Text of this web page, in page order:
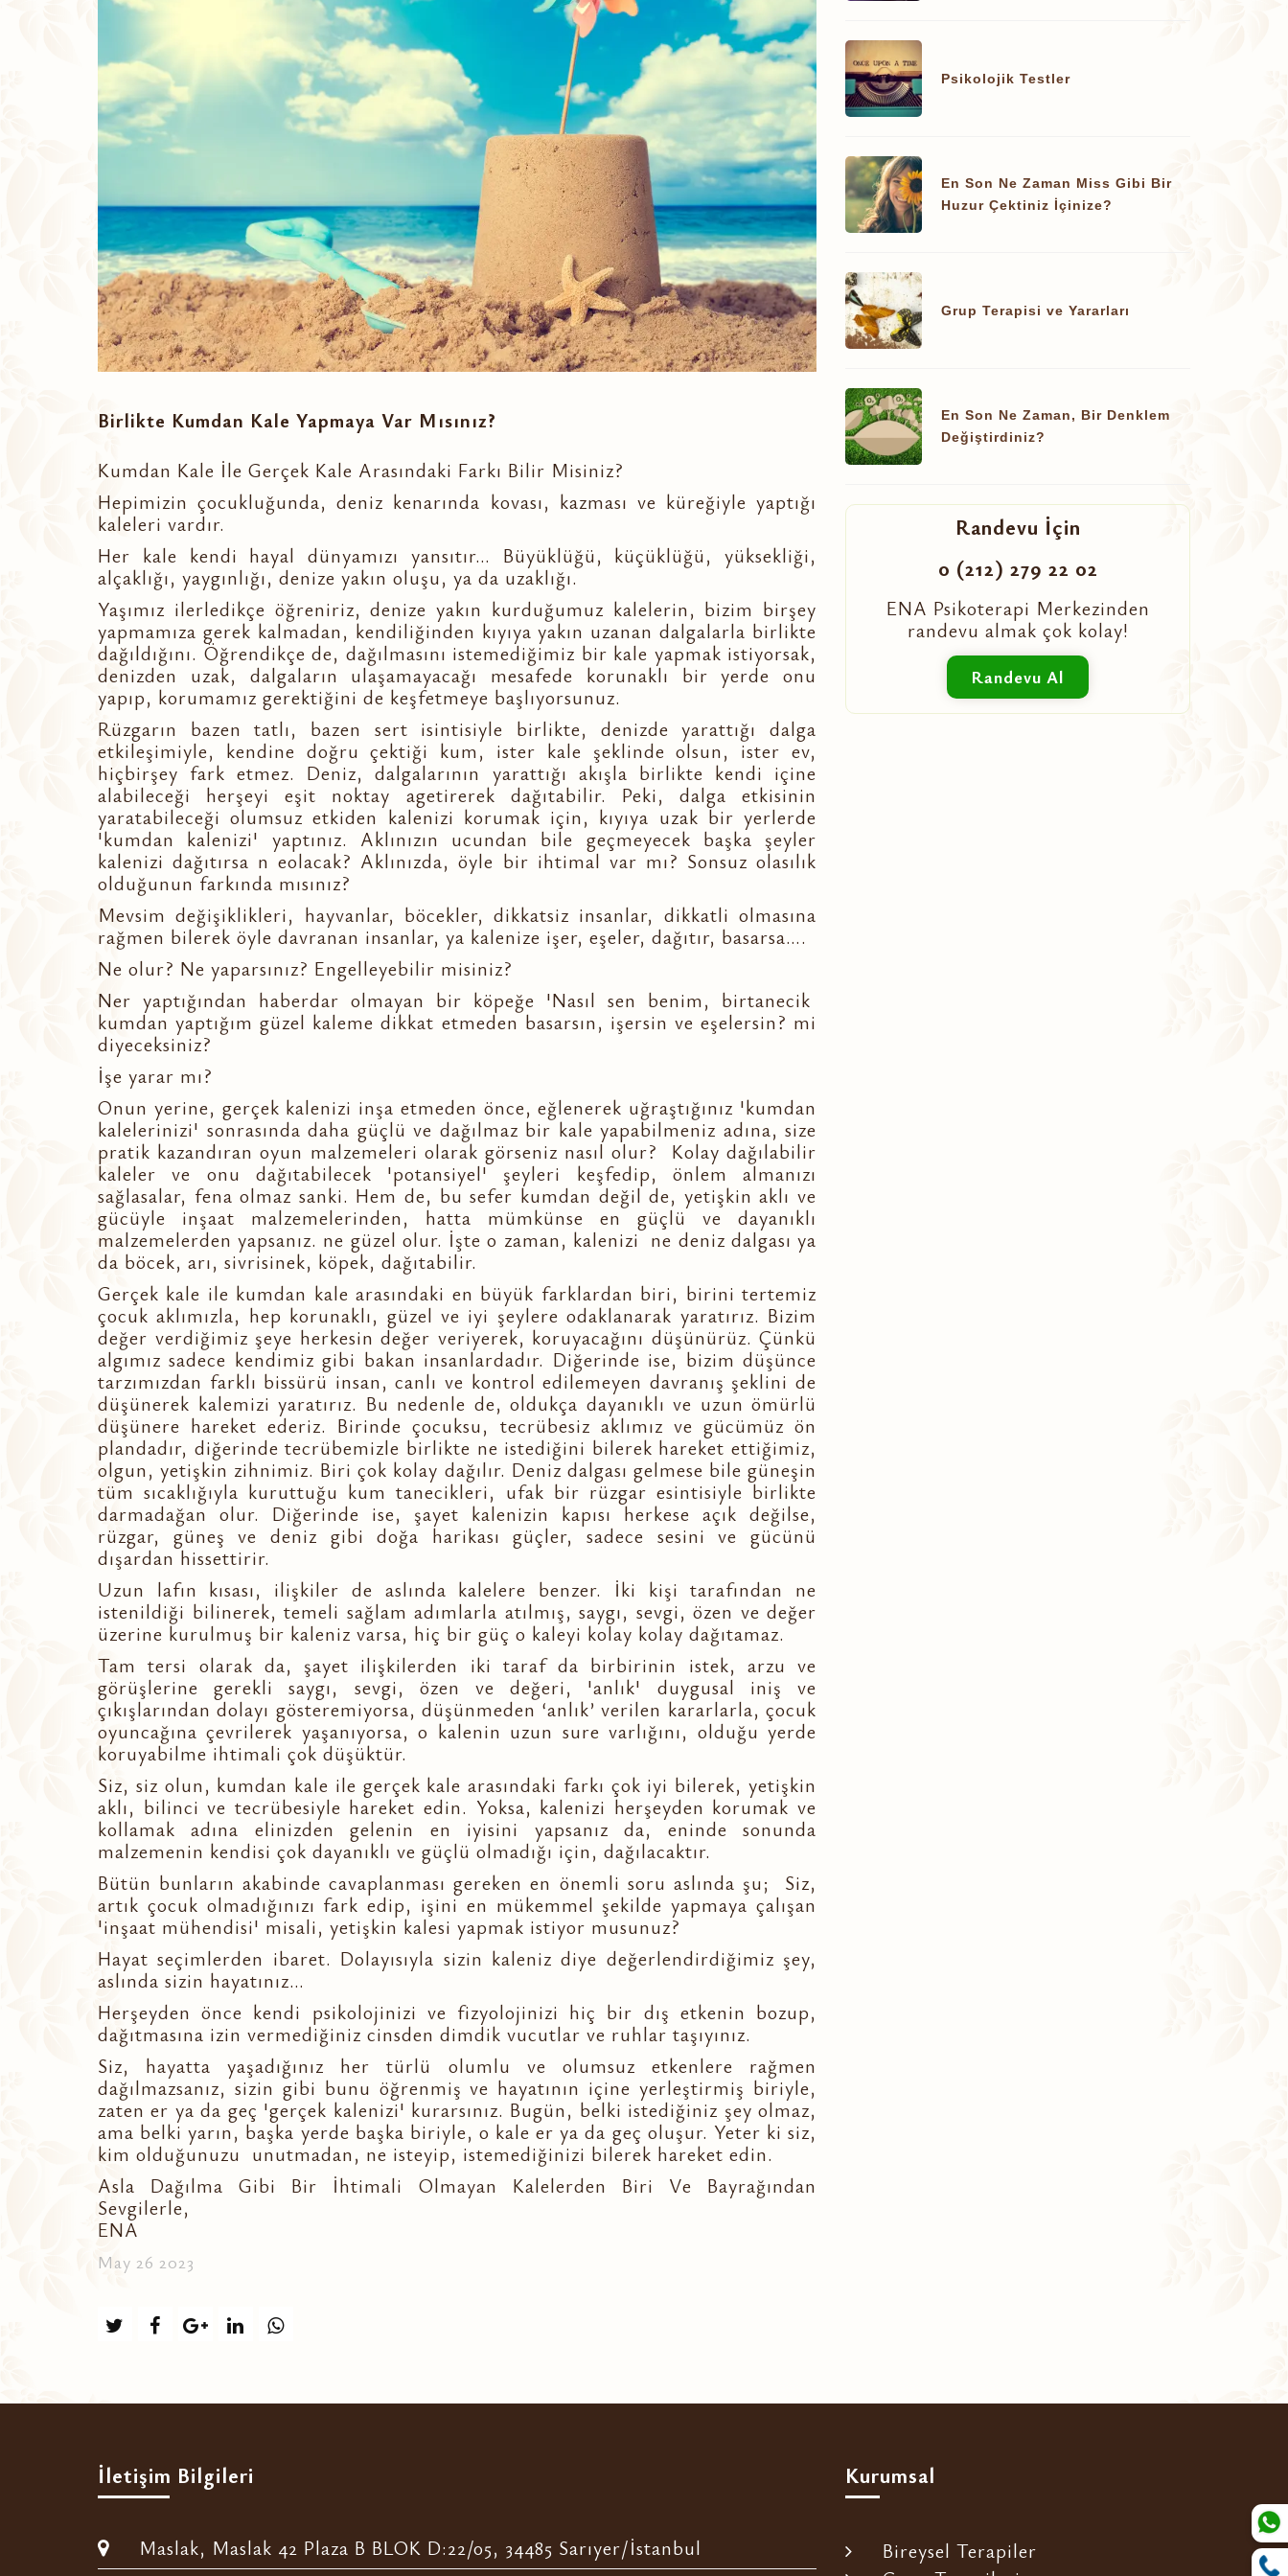
Birlikte Kumdan Kale Yapmaya Var Mısınız?
Kumdan Kale İle Gerçek Kale Arasındaki Farkı Bilir Misiniz?
Hepimizin çocukluğunda, deniz kenarında kovası, kazması ve küreğiyle yaptığı
kaleleri vardır.
Her kale kendi hayal dünyamızı yansıtır… Büyüklüğü, küçüklüğü, yüksekliği,
alçaklığı, yaygınlığı, denize yakın oluşu, ya da uzaklığı.
Yaşımız ilerledikçe öğreniriz, denize yakın kurduğumuz kalelerin, bizim birşey
yapmamıza gerek kalmadan, kendiliğinden kıyıya yakın uzanan dalgalarla birlikte
dağıldığını. Öğrendikçe de, dağılmasını istemediğimiz bir kale yapmak istiyorsak,
denizden uzak, dalgaların ulaşamayacağı mesafede korunaklı bir yerde onu
yapıp, korumamız gerektiğini de keşfetmeye başlıyorsunuz.
Rüzgarın bazen tatlı, bazen sert isintisiyle birlikte, denizde yarattığı dalga
etkileşimiyle, kendine doğru çektiği kum, ister kale şeklinde olsun, ister ev,
hiçbirşey fark etmez. Deniz, dalgalarının yarattığı akışla birlikte kendi içine
alabileceği herşeyi eşit noktay agetirerek dağıtabilir. Peki, dalga etkisinin
yaratabileceği olumsuz etkiden kalenizi korumak için, kıyıya uzak bir yerlerde
'kumdan kalenizi' yaptınız. Aklınızın ucundan bile geçmeyecek başka şeyler
kalenizi dağıtırsa n eolacak? Aklınızda, öyle bir ihtimal var mı? Sonsuz olasılık
olduğunun farkında mısınız?
Mevsim değişiklikleri, hayvanlar, böcekler, dikkatsiz insanlar, dikkatli olmasına
rağmen bilerek öyle davranan insanlar, ya kalenize işer, eşeler, dağıtır, basarsa….
Ne olur? Ne yaparsınız? Engelleyebilir misiniz?
Ner yaptığından haberdar olmayan bir köpeğe 'Nasıl sen benim, birtanecik
kumdan yaptığım güzel kaleme dikkat etmeden basarsın, işersin ve eşelersin? mi
diyeceksiniz?
İşe yarar mı?
Onun yerine, gerçek kalenizi inşa etmeden önce, eğlenerek uğraştığınız 'kumdan
kalelerinizi' sonrasında daha güçlü ve dağılmaz bir kale yapabilmeniz adına, size
pratik kazandıran oyun malzemeleri olarak görseniz nasıl olur? Kolay dağılabilir
kaleler ve onu dağıtabilecek 'potansiyel' şeyleri keşfedip, önlem almanızı
sağlasalar, fena olmaz sanki. Hem de, bu sefer kumdan değil de, yetişkin aklı ve
gücüyle inşaat malzemelerinden, hatta mümkünse en güçlü ve dayanıklı
malzemelerden yapsanız. ne güzel olur. İşte o zaman, kalenizi ne deniz dalgası ya
da böcek, arı, sivrisinek, köpek, dağıtabilir.
Gerçek kale ile kumdan kale arasındaki en büyük farklardan biri, birini tertemiz
çocuk aklımızla, hep korunaklı, güzel ve iyi şeylere odaklanarak yaratırız. Bizim
değer verdiğimiz şeye herkesin değer veriyerek, koruyacağını düşünürüz. Çünkü
algımız sadece kendimiz gibi bakan insanlardadır. Diğerinde ise, bizim düşünce
tarzımızdan farklı bissürü insan, canlı ve kontrol edilemeyen davranış şeklini de
düşünerek kalemizi yaratırız. Bu nedenle de, oldukça dayanıklı ve uzun ömürlü
düşünere hareket ederiz. Birinde çocuksu, tecrübesiz aklımız ve gücümüz ön
plandadır, diğerinde tecrübemizle birlikte ne istediğini bilerek hareket ettiğimiz,
olgun, yetişkin zihnimiz. Biri çok kolay dağılır. Deniz dalgası gelmese bile güneşin
tüm sıcaklığıyla kuruttuğu kum tanecikleri, ufak bir rüzgar esintisiyle birlikte
darmadağan olur. Diğerinde ise, şayet kalenizin kapısı herkese açık değilse,
rüzgar, güneş ve deniz gibi doğa harikası güçler, sadece sesini ve gücünü
dışardan hissettirir.
Uzun lafın kısası, ilişkiler de aslında kalelere benzer. İki kişi tarafından ne
istenildiği bilinerek, temeli sağlam adımlarla atılmış, saygı, sevgi, özen ve değer
üzerine kurulmuş bir kaleniz varsa, hiç bir güç o kaleyi kolay kolay dağıtamaz.
Tam tersi olarak da, şayet ilişkilerden iki taraf da birbirinin istek, arzu ve
görüşlerine gerekli saygı, sevgi, özen ve değeri, 'anlık' duygusal iniş ve
çıkışlarından dolayı gösteremiyorsa, düşünmeden ‘anlık’ verilen kararlarla, çocuk
oyuncağına çevrilerek yaşanıyorsa, o kalenin uzun sure varlığını, olduğu yerde
koruyabilme ihtimali çok düşüktür.
Siz, siz olun, kumdan kale ile gerçek kale arasındaki farkı çok iyi bilerek, yetişkin
aklı, bilinci ve tecrübesiyle hareket edin. Yoksa, kalenizi herşeyden korumak ve
kollamak adına elinizden gelenin en iyisini yapsanız da, eninde sonunda
malzemenin kendisi çok dayanıklı ve güçlü olmadığı için, dağılacaktır.
Bütün bunların akabinde cavaplanması gereken en önemli soru aslında şu; Siz,
artık çocuk olmadığınızı fark edip, işini en mükemmel şekilde yapmaya çalışan
'inşaat mühendisi' misali, yetişkin kalesi yapmak istiyor musunuz?
Hayat seçimlerden ibaret. Dolayısıyla sizin kaleniz diye değerlendirdiğimiz şey,
aslında sizin hayatınız…
Herşeyden önce kendi psikolojinizi ve fizyolojinizi hiç bir dış etkenin bozup,
dağıtmasına izin vermediğiniz cinsden dimdik vucutlar ve ruhlar taşıyınız.
Siz, hayatta yaşadığınız her türlü olumlu ve olumsuz etkenlere rağmen
dağılmazsanız, sizin gibi bunu öğrenmiş ve hayatının içine yerleştirmiş biriyle,
zaten er ya da geç 'gerçek kalenizi' kurarsınız. Bugün, belki istediğiniz şey olmaz,
ama belki yarın, başka yerde başka biriyle, o kale er ya da geç oluşur. Yeter ki siz,
kim olduğunuzu unutmadan, ne isteyip, istemediğinizi bilerek hareket edin.
Asla Dağılma Gibi Bir İhtimali Olmayan Kalelerden Biri Ve Bayrağından
Sevgilerle,
ENA
May 26 2023
Psikolojik Testler
En Son Ne Zaman Miss Gibi Bir
Huzur Çektiniz İçinize?
Grup Terapisi ve Yararları
En Son Ne Zaman, Bir Denklem
Değiştirdiniz?
Randevu İçin
0 (212) 279 22 02
ENA Psikoterapi Merkezinden
randevu almak çok kolay!
Randevu Al
İletişim Bilgileri
Maslak, Maslak 42 Plaza B BLOK D:22/05, 34485 Sarıyer/İstanbul
Kurumsal
Bireysel Terapiler